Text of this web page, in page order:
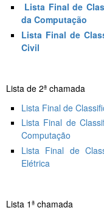
Lista Final de
da Computação
Lista Final de
Civil
Lista de 2ª chamada
Lista Final de
Lista Final de
Computação
Lista Final de
Elétrica
Lista 1ª chamada